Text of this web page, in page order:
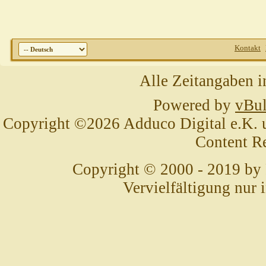
Kontakt
Alle Zeitangaben
Powered by
Copyright ©2026 Adduco Digital e.K.
Content
Copyright © 2000 - 2019 by
Vervielfältigung nur